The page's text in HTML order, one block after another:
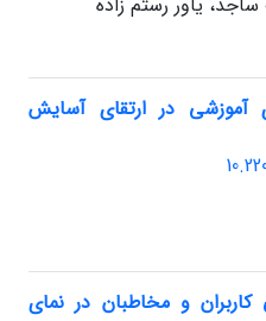
آموزشی در ارتقای آسایش
و مخاطبان در نمای